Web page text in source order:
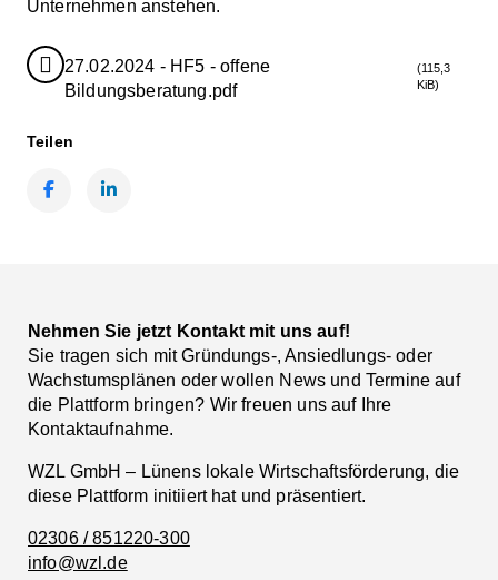
Unternehmen anstehen.
27.02.2024 - HF5 - offene
Bildungsberatung.pdf
(115,3
KiB)
Teilen
Nehmen Sie jetzt Kontakt mit uns auf!
Sie tragen sich mit Gründungs-, Ansiedlungs- oder
Wachstumsplänen oder wollen News und Termine auf
die Plattform bringen? Wir freuen uns auf Ihre
Kontaktaufnahme.
WZL GmbH – Lünens lokale Wirtschaftsförderung, die
diese Plattform initiiert hat und präsentiert.
02306 / 851220-300
info@wzl.de